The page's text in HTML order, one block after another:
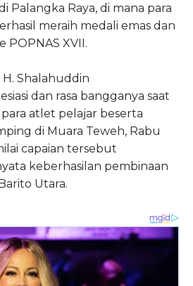
Palangka Raya, di mana para
meraih medali emas dan
POPNAS XVII.
Shalahuddin
dan rasa bangganya saat
atlet pelajar beserta
di Muara Teweh, Rabu
capaian tersebut
keberhasilan pembinaan
Utara.